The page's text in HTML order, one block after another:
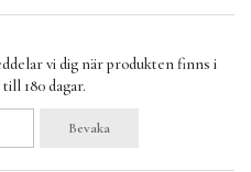
vi dig när produkten finns i
180 dagar.
Bevaka